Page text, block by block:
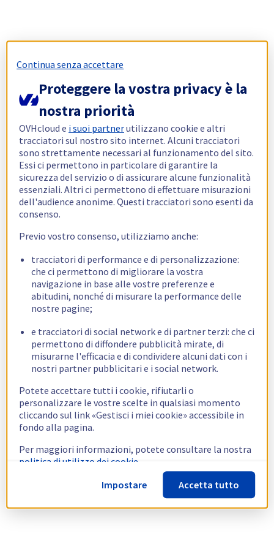
Continua senza accettare
Proteggere la vostra privacy è la
nostra priorità
OVHcloud e i suoi partnerutilizzano cookie e altri
tracciatori sul nostro sito internet. Alcuni tracciatori
sono strettamente necessari al funzionamento del sito.
Essi ci permettono in particolare di garantire la
sicurezza del servizio o di assicurare alcune funzionalità
essenziali. Altri ci permettono di effettuare misurazioni
dell'audience anonime. Questi tracciatori sono esenti da
consenso.
Previo vostro consenso, utilizziamo anche:
tracciatori di performance e di personalizzazione:
che ci permettono di migliorare la vostra
navigazione in base alle vostre preferenze e
abitudini, nonché di misurare la performance delle
nostre pagine;
e tracciatori di social network e di partner terzi: che ci
permettono di diffondere pubblicità mirate, di
misurarne l'efficacia e di condividere alcuni dati con i
nostri partner pubblicitari e i social network.
Potete accettare tutti i cookie, rifiutarli o
personalizzare le vostre scelte in qualsiasi momento
cliccando sul link «Gestisci i miei cookie» accessibile in
fondo alla pagina.
Per maggiori informazioni, potete consultare la nostra
politica di utilizzo dei cookie.
Impostare
Accetta tutto